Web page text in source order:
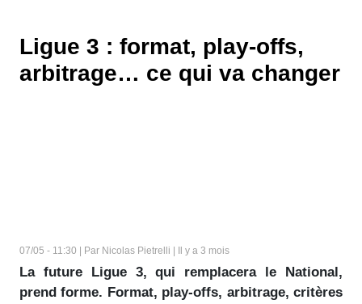
Ligue 3 : format, play-offs,
arbitrage… ce qui va changer
07/05 - 11:30 | Par Nicolas Pietrelli | Il y a 3 mois
La future Ligue 3, qui remplacera le National,
prend forme. Format, play-offs, arbitrage, critères